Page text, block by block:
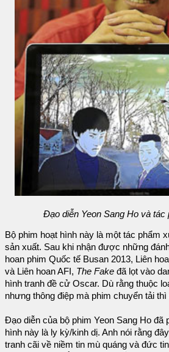
Đạo diễn Yeon Sang Ho và tác
Bộ phim hoạt hình này là một tác phẩm
sản xuất. Sau khi nhận được những
hoan phim Quốc tế Busan 2013, Liên
và Liên hoan AFI, The Fake đã lọt vào
hình tranh đề cử Oscar. Dù rằng thuộc
nhưng thông điệp mà phim chuyển tải
Đạo diễn của bộ phim Yeon Sang Ho đã
hình này là ly kỳ/kinh dị. Anh nói rằng
tranh cãi về niềm tin mù quáng và đức